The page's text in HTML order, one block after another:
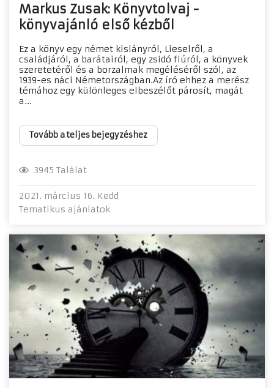
Markus Zusak: Könyvtolvaj -
könyvajánló első kézből
Ez a könyv egy német kislányról, Lieselről, a
családjáról, a barátairól, egy zsidó fiúról, a könyvek
szeretetéről és a borzalmak megéléséről szól, az
1939-es náci Németországban.Az író ehhez a merész
témához egy különleges elbeszélőt párosít, magát
a...
Tovább a teljes bejegyzéshez
3945 Találat
2021. március 16. Kedd
Tematikus ajánlatok